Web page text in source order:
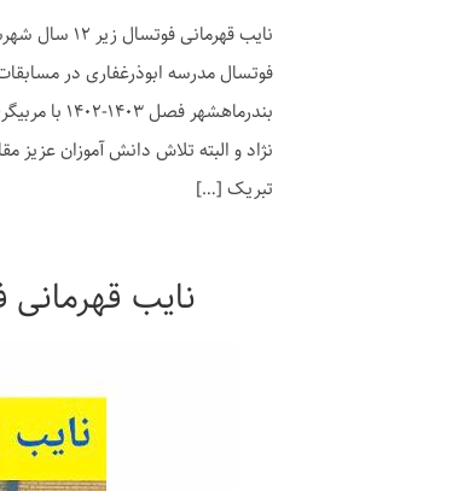
نایب
نژاد و البته تلاش دانش آموزان عزیز
تبریک […]
نایب قهرمانی فوتسال زیر ۱۲ سال شهرستان